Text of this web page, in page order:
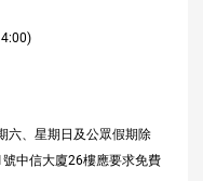
六、星期日及公眾假期除
中信大廈26樓應要求免費